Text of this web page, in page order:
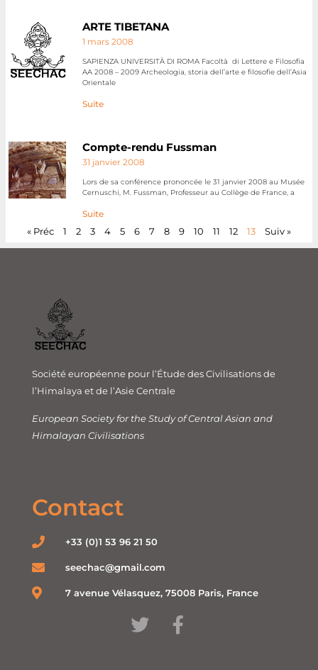
ARTE TIBETANA
1 mars 2008
SAPIENZA UNIVERSITÀ DI ROMA Facoltà di Lettere e Filosofia
AA 2008 – 2009 Archeologia, storia dell’arte e filosofie dell’Asia
Orientale
Suite
Compte-rendu Fussman
31 janvier 2008
Lors de sa conférence prononcée le 31 janvier 2008 au Musée
Cernuschi, M. Fussman, Professeur au Collège de France, a
Suite
« Préc 1 2 3 4 5 6 7 8 9 10 11 12 13 Suiv »
Société européenne pour l’Étude des Civilisations de
l’Himalaya et de l’Asie Centrale
European Society for the Study of Central Asian and
Himalayan Civilisations
Contact
+33 (0)1 53 96 21 50
seechac@gmail.com
7 avenue Vélasquez, 75008 Paris, France